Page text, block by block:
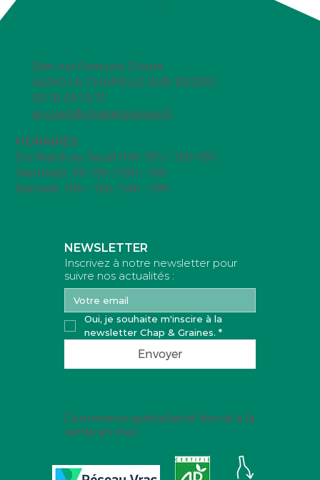
5ter rue François Clouet
44240 LA CHAPELLE SUR ERDRE
02 18 03 15 71
accueil@chapetgraines.fr
HORAIRES
Du Mardi au Jeudi 10h-13h / 15h-19h
Vendredi 9h-13h / 15h – 19h
Samedi 10h – 13h / 14h – 19h
NEWSLETTER
Inscrivez à notre newsletter pour
suivre nos actualités :
Oui, je souhaite m'inscire à la
newsletter Chap & Graines. *
Envoyer
Commerce spécialisé et formé à la
vente en vrac.